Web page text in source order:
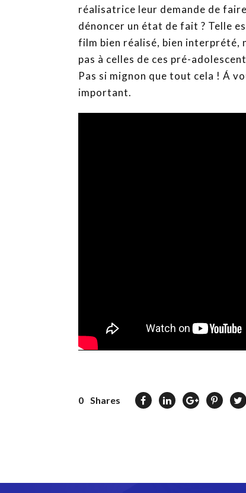
réalisatrice leur demande de
dénoncer un état de fait ? Telle
film bien réalisé, bien interprété,
pas à celles de ces pré-
Pas si mignon que tout cela ! Á
important.
0 Shares